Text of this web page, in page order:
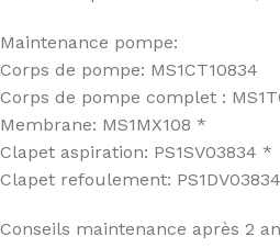
Maintenance pompe:
Corps de pompe: MS1CT10834
Corps de pompe complet :
Membrane: MS1MX108 *
Clapet aspiration: PS1SV03834 *
Clapet refoulement:
Conseils maintenance après 2